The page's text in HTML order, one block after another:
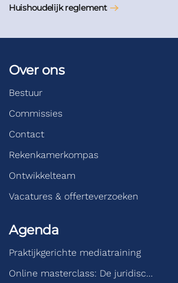
Huishoudelijk reglement
Over ons
Bestuur
Commissies
Contact
Rekenkamerkompas
Ontwikkelteam
Vacatures & offerteverzoeken
Agenda
Praktijkgerichte mediatraining
Online masterclass: De juridisc…